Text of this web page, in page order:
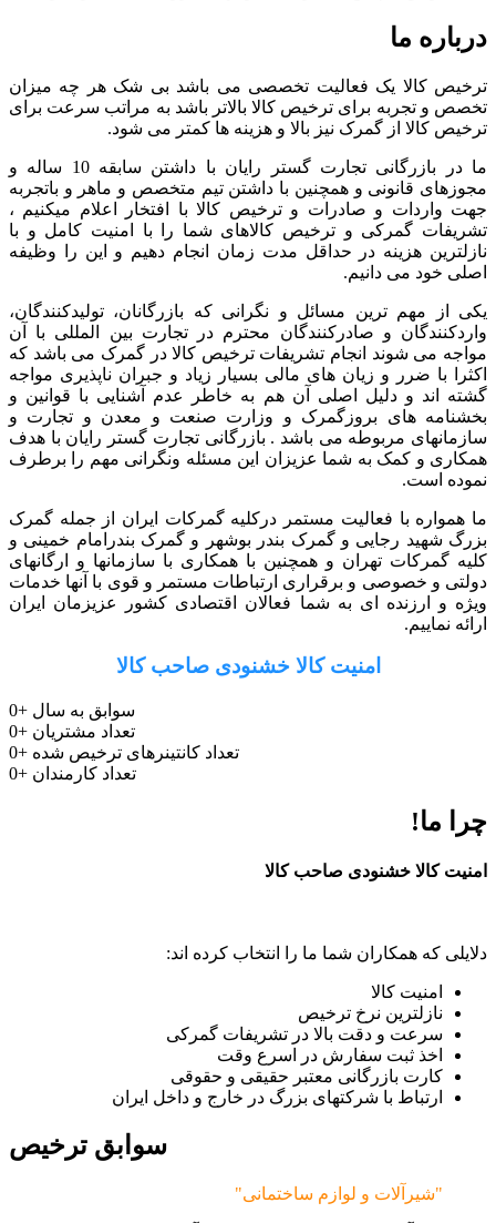
درباره ما
ترخیص کالا یک فعالیت تخصصی می باشد بی شک هر چه میزان
تخصص و تجربه برای ترخیص کالا بالاتر باشد به مراتب سرعت برای
ترخیص کالا از گمرک نیز بالا و هزینه ها کمتر می شود.
ما در بازرگانی تجارت گستر رایان با داشتن سابقه 10 ساله و
مجوزهای قانونی و همچنین با داشتن تیم متخصص و ماهر و باتجربه
جهت واردات و صادرات و ترخیص کالا با افتخار اعلام میکنیم ،
تشریفات گمرکی و ترخیص کالاهای شما را با امنیت کامل و با
نازلترین هزینه در حداقل مدت زمان انجام دهیم و این را وظیفه
اصلی خود می دانیم.
یکی از مهم ترین مسائل و نگرانی که بازرگانان، تولیدکنندگان،
واردکنندگان و صادرکنندگان محترم در تجارت بین المللی با آن
مواجه می شوند انجام تشریفات ترخیص کالا در گمرک می باشد که
اکثرا با ضرر و زیان های مالی بسیار زیاد و جبران ناپذیری مواجه
گشته اند و دلیل اصلی آن هم به خاطر عدم آشنایی با قوانین و
بخشنامه های بروزگمرک و وزارت صنعت و معدن و تجارت و
سازمانهای مربوطه می باشد . بازرگانی تجارت گستر رایان با هدف
همکاری و کمک به شما عزیزان این مسئله ونگرانی مهم را برطرف
نموده است.
ما همواره با فعالیت مستمر درکلیه گمرکات ایران از جمله گمرک
بزرگ شهید رجایی و گمرک بندر بوشهر و گمرک بندرامام خمینی و
کلیه گمرکات تهران و همچنین با همکاری با سازمانها و ارگانهای
دولتی و خصوصی و برقراری ارتباطات مستمر و قوی با آنها خدمات
ویژه و ارزنده ای به شما فعالان اقتصادی کشور عزیزمان ایران
ارائه نماییم.
امنیت کالا خشنودی صاحب کالا
0+ سوابق به سال
0+ تعداد مشتریان
0+ تعداد کانتینرهای ترخیص شده
0+ تعداد کارمندان
چرا ما!
امنیت کالا خشنودی صاحب کالا
دلایلی که همکاران شما ما را انتخاب کرده اند:
امنیت کالا
نازلترین نرخ ترخیص
سرعت و دقت بالا در تشریفات گمرکی
اخذ ثبت سفارش در اسرع وقت
کارت بازرگانی معتبر حقیقی و حقوقی
ارتباط با شرکتهای بزرگ در خارج و داخل ایران
سوابق ترخیص
"شیرآلات و لوازم ساختمانی"